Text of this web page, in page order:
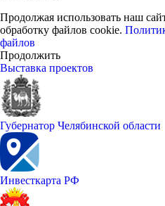
Продолжая использовать наш
обработку файлов cookie.
файлов
Продолжить
Выставка проектов
Губернатор Челябинской области
Инвесткарта РФ